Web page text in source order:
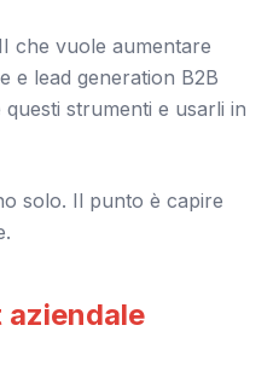
che vuole aumentare
e lead generation B2B
strumenti e usarli in
solo. Il punto è capire
aziendale